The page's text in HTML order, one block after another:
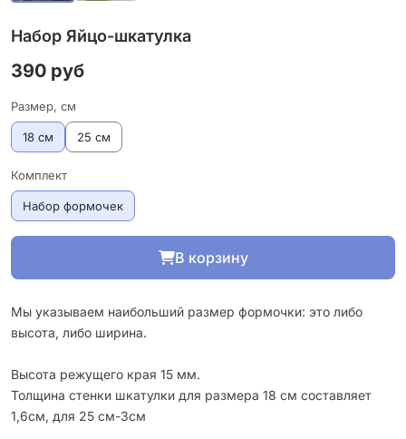
Набор Яйцо-шкатулка
390 руб
Размер, см
18 см 25 см
Комплект
Набор формочек
В корзину
Мы указываем наибольший размер формочки: это либо
высота, либо ширина.
Высота режущего края 15 мм.
Толщина стенки шкатулки для размера 18 см составляет
1,6см, для 25 см-3см